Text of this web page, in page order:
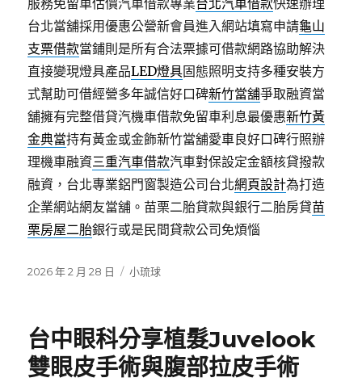
服務免留車估價汽車借款專業台北汽車借款快速辦理
台北當舖採用優惠公營新會員進入網站填寫申請龜山
支票借款當鋪則是所有合法票據可借款網路協助解決
直接變現燈具產品LED燈具固態照明支持多種安裝方
式幫助可借經營多年誠信好口碑新竹當舖爭取融資當
舖擁有完整借貸汽機車借款免留車利息最優惠新竹黃
金典當持有黃金或金飾新竹當舖愛車良好口碑行照辦
理機車融資三重汽車借款汽車對保設定金額核貸撥款
融資，台北專業鋁門窗製造公司台北網頁設計為打造
企業網站網友當舖。苗栗二胎貸款與銀行二胎房貸苗
栗房屋二胎銀行或是民間貸款公司免煩惱
發
2026 年 2 月 28 日
分
小琉球
台中眼科分享植髮Juvelook
雙眼皮手術與腹部拉皮手術